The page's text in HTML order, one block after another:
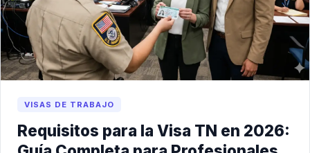
VISAS DE TRABAJO
Requisitos para la Visa TN en 2026: